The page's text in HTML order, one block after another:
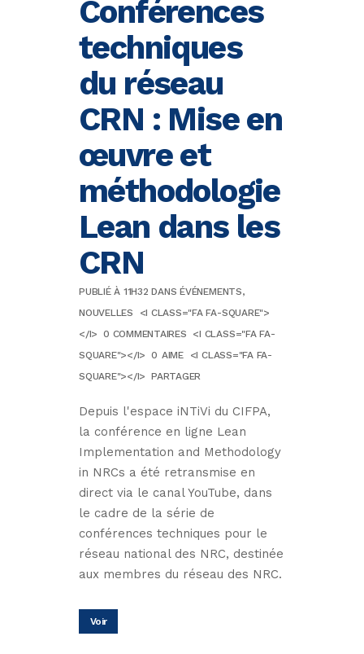
Conférences
techniques
du réseau
CRN : Mise en
œuvre et
méthodologie
Lean dans les
CRN
PUBLIÉ À 11H32 DANSÉVÉNEMENTS,
NOUVELLES
<I CLASS="FA FA-SQUARE">
</I> 0 COMMENTAIRES
<I CLASS="FA FA-
SQUARE"></I> 0 AIME
<I CLASS="FA FA-
SQUARE"></I> PARTAGER
Depuis l'espace iNTiVi du CIFPA,
la conférence en ligne Lean
Implementation and Methodology
in NRCs a été retransmise en
direct via le canal YouTube, dans
le cadre de la série de
conférences techniques pour le
réseau national des NRC, destinée
aux membres du réseau des NRC.
Voir